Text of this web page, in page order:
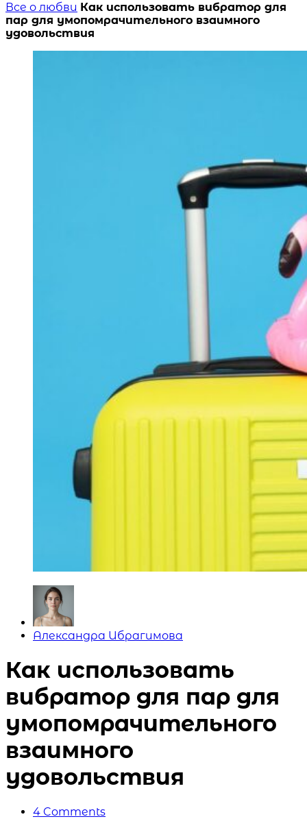
Все о любви Как использовать вибратор для
пар для умопомрачительного взаимного
удовольствия
Posted
Александра Ибрагимова
Как использовать
вибратор для пар для
умопомрачительного
взаимного
удовольствия
4 Comments